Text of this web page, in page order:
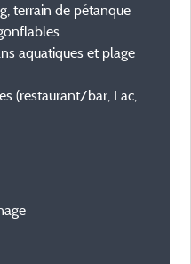
terrain de pétanque
aquatiques et plage
(restaurant/bar, Lac,